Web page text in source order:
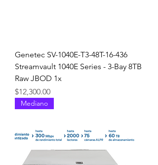
Genetec SV-1040E-T3-48T-16-436
Streamvault 1040E Series - 3-Bay 8TB
Raw JBOD 1x
Precio
$12,300.00
Mediano